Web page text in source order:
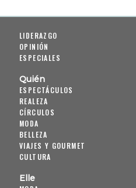
LIDERAZGO
OPINIÓN
ESPECIALES
Quién
ESPECTÁCULOS
REALEZA
CÍRCULOS
MODA
BELLEZA
VIAJES Y GOURMET
CULTURA
Elle